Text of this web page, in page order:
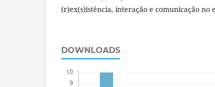
(r)ex(s)istência, interação e comunicação no
DOWNLOADS